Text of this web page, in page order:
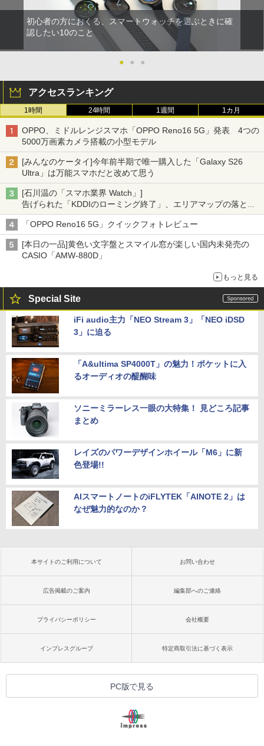
初心者の方におくる、スマートウォッチを選ぶときに確
認したい10のこと
● ● ●
アクセスランキング
1時間 24時間 1週間 1カ月
OPPO、ミドルレンジスマホ「OPPO Reno16 5G」発表 4つの
5000万画素カメラ搭載の小型モデル
[みんなのケータイ]今年前半期で唯一購入した「Galaxy S26
Ultra」は万能スマホだと改めて思う
[石川温の「スマホ業界 Watch」]
告げられた「KDDIのローミング終了」、エリアマップの落とし
穴と楽天モバイルの課題
「OPPO Reno16 5G」クイックフォトレビュー
[本日の一品]黄色い文字盤とスマイル窓が楽しい国内未発売の
CASIO「AMW-880D」
もっと見る
Special Site
iFi audio主力「NEO Stream 3」「NEO iDSD
3」に迫る
「A&ultima SP4000T」の魅力！ポケットに入
るオーディオの醍醐味
ソニーミラーレス一眼の大特集！ 見どころ記事
まとめ
レイズのパワーデザインホイール「M6」に新
色登場!!
AIスマートノートのiFLYTEK「AINOTE 2」は
なぜ魅力的なのか？
本サイトのご利用について お問い合わせ
広告掲載のご案内 編集部へのご連絡
プライバシーポリシー 会社概要
インプレスグループ 特定商取引法に基づく表示
PC版で見る